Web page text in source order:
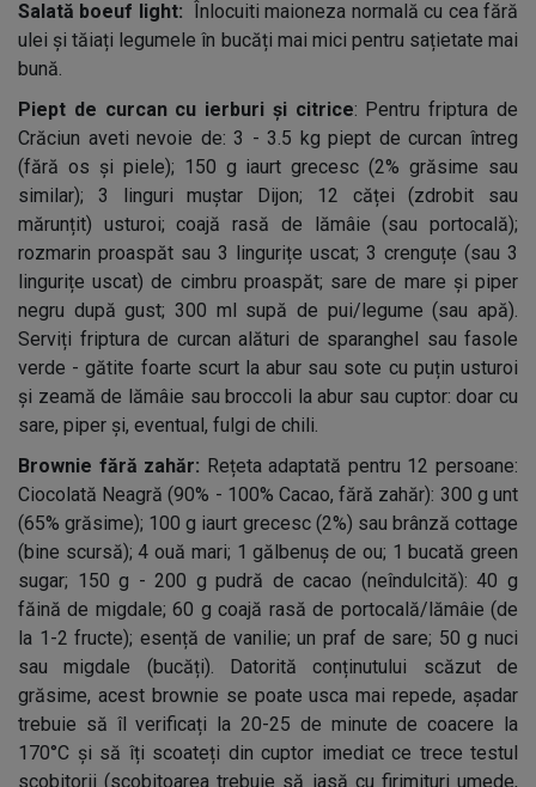
Salată boeuf light: Înlocuiti maioneza normală cu cea fără
ulei și tăiați legumele în bucăți mai mici pentru sațietate mai
bună.
Piept de curcan cu ierburi și citrice: Pentru friptura de
Crăciun aveti nevoie de: 3 - 3.5 kg piept de curcan întreg
(fără os și piele); 150 g iaurt grecesc (2% grăsime sau
similar); 3 linguri muștar Dijon; 12 căței (zdrobit sau
mărunțit) usturoi; coajă rasă de lămâie (sau portocală);
rozmarin proaspăt sau 3 lingurițe uscat; 3 crenguțe (sau 3
lingurițe uscat) de cimbru proaspăt; sare de mare și piper
negru după gust; 300 ml supă de pui/legume (sau apă).
Serviți friptura de curcan alături de sparanghel sau fasole
verde - gătite foarte scurt la abur sau sote cu puțin usturoi
și zeamă de lămâie sau broccoli la abur sau cuptor: doar cu
sare, piper și, eventual, fulgi de chili.
Brownie fără zahăr: Rețeta adaptată pentru 12 persoane:
Ciocolată Neagră (90% - 100% Cacao, fără zahăr): 300 g unt
(65% grăsime); 100 g iaurt grecesc (2%) sau brânză cottage
(bine scursă); 4 ouă mari; 1 gălbenuș de ou; 1 bucată green
sugar; 150 g - 200 g pudră de cacao (neîndulcită): 40 g
făină de migdale; 60 g coajă rasă de portocală/lămâie (de
la 1-2 fructe); esență de vanilie; un praf de sare; 50 g nuci
sau migdale (bucăți). Datorită conținutului scăzut de
grăsime, acest brownie se poate usca mai repede, așadar
trebuie să îl verificați la 20-25 de minute de coacere la
170°C și să îți scoateți din cuptor imediat ce trece testul
scobitorii (scobitoarea trebuie să iasă cu firimituri umede,